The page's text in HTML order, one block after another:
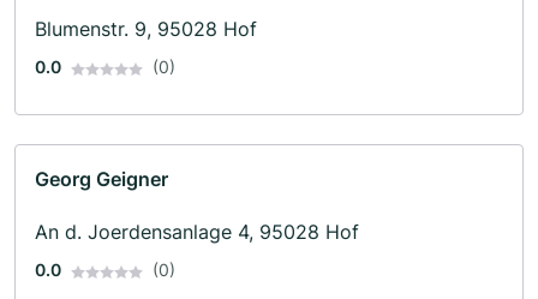
Blumenstr. 9, 95028 Hof
0.0 (0)
Georg Geigner
An d. Joerdensanlage 4, 95028 Hof
0.0 (0)